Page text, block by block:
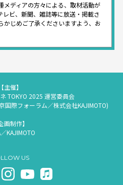
メディアの方々による、取材活動が
レビ、新聞、雑誌等に放送・掲載さ
かじめご了承くださいますよう、お
【主催】
TOKYO 2025 運営委員会
国際フォーラム／株式会社KAJIMOTO)
画制作】
KAJIMOTO
US